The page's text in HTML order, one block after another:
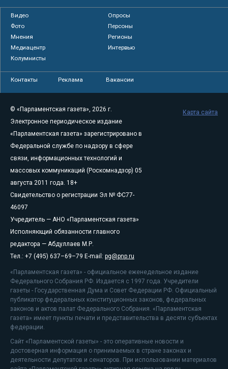
Видео
Опросы
Фото
Персоны
Мнения
Регионы
Медиацентр
Интервью
Колумнисты
Контакты Реклама Вакансии
© «Парламентская газета», 2026 г.
Электронное периодическое издание
«Парламентская газета» зарегистрировано в
Федеральной службе по надзору в сфере
связи, информационных технологий и
массовых коммуникаций (Роскомнадзор) 05
августа 2011 года. 18+
Свидетельство о регистрации Эл № ФС77-
46097
Учредитель — АНО «Парламентская газета»
Исполняющий обязанности главного
редактора — Абдуллаев М.Р.
Тел.: +7 (495) 637–69–79 E-mail: pg@pnp.ru
«Парламентская газета» - официальное еженедельное издание
Федерального Собрания РФ. Издается с 1997 года. Учредители
газеты - Государственная Дума и Совет Федерации РФ. Официальный
публикатор федеральных конституционных законов, федеральных
законов и актов палат Федерального Собрания. «Парламентская
газета» имеет пункты печати и представительства в десяти субъектах
федерации.
Сайт «Парламентской газеты» - это оперативные новости и
достоверная информация о принимаемых в стране законах и
деятельности депутатов и сенаторов. При использовании материалов
Карта сайта